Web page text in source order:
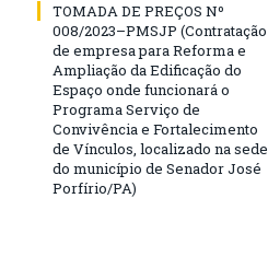
TOMADA DE PREÇOS Nº
008/2023–PMSJP (Contratação
de empresa para Reforma e
Ampliação da Edificação do
Espaço onde funcionará o
Programa Serviço de
Convivência e Fortalecimento
de Vínculos, localizado na sede
do município de Senador José
Porfírio/PA)